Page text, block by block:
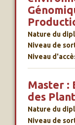
Nature du
Niveau de
Niveau
Master :
des
Nature du
Niveau de